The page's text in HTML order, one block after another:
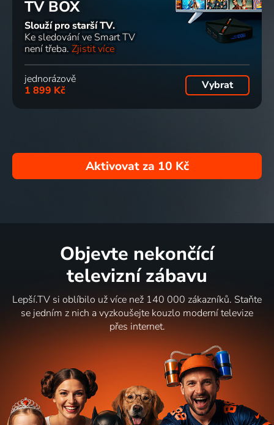
TV BOX
Slouží pro starší TV.
Ke sledování ve Smart TV
není třeba. Zjistit více
jednorázově
1 899 Kč
Vybrat
Aktivovat za 10 Kč
Objevte nekončící
televizní zábavu
Lepší.TV si oblíbilo už více než 140 000 zákazníků. Staňte
se jedním z nich a vyzkoušejte kouzlo moderní televize
přes internet.